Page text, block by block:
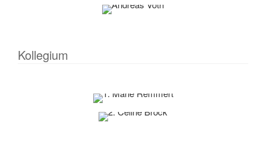
Kollegium